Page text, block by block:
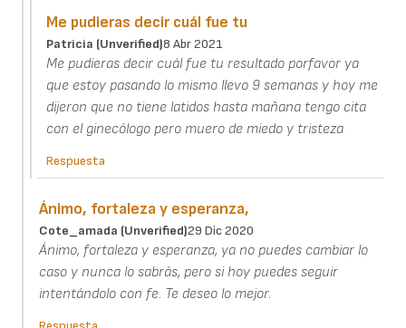
Me pudieras decir cuál fue tu
Patricia (unverified)8 Abr 2021
Me pudieras decir cuál fue tu resultado porfavor ya
que estoy pasando lo mismo llevo 9 semanas y hoy me
dijeron que no tiene latidos hasta mañana tengo cita
con el ginecólogo pero muero de miedo y tristeza
Respuesta
Ánimo, fortaleza y esperanza,
Cote_amada (unverified)29 Dic 2020
Ánimo, fortaleza y esperanza, ya no puedes cambiar lo
caso y nunca lo sabrás, pero si hoy puedes seguir
intentándolo con fe. Te deseo lo mejor.